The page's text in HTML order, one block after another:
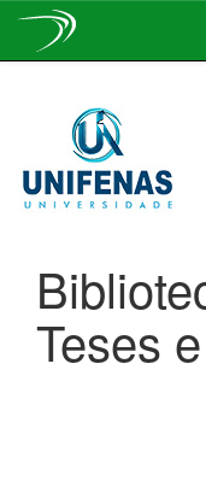
navigation
Teses